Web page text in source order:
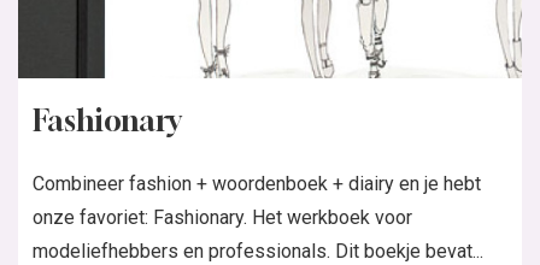
Fashionary
Combineer fashion + woordenboek + diairy en je hebt
onze favoriet: Fashionary. Het werkboek voor
modeliefhebbers en professionals. Dit boekje bevat...